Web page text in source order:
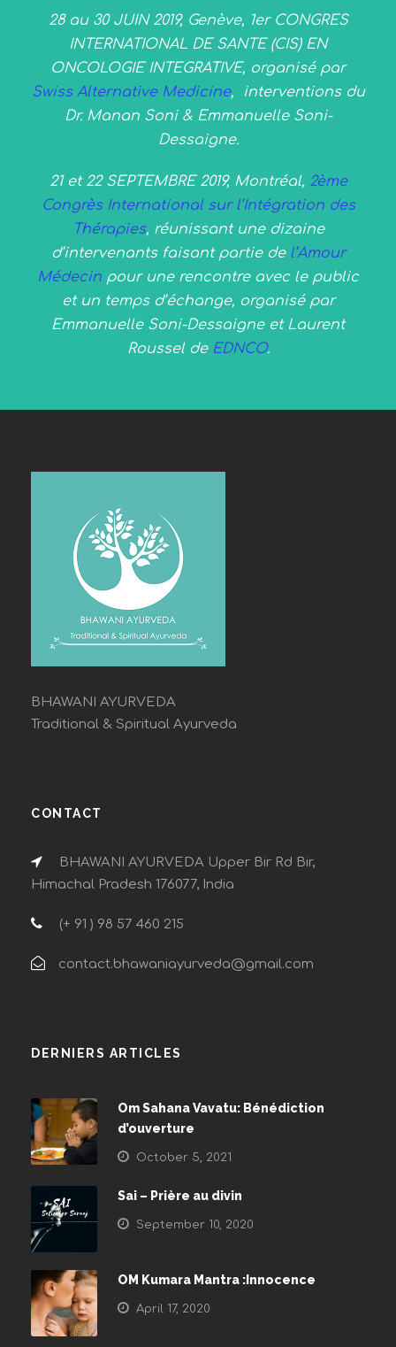
28 au 30 JUIN 2019, Genève, 1er CONGRES
INTERNATIONAL DE SANTE (CIS) EN
ONCOLOGIE INTEGRATIVE, organisé par
Swiss Alternative Medicine, interventions du
Dr. Manan Soni & Emmanuelle Soni-
Dessaigne.
21 et 22 SEPTEMBRE 2019, Montréal, 2ème
Congrès International sur l’Intégration des
Thérapies, réunissant une dizaine
d’intervenants faisant partie de l’Amour
Médecin pour une rencontre avec le public
et un temps d’échange, organisé par
Emmanuelle Soni-Dessaigne et Laurent
Roussel de EDNCO.
BHAWANI AYURVEDA
Traditional & Spiritual Ayurveda
CONTACT
BHAWANI AYURVEDA Upper Bir Rd Bir,
Himachal Pradesh 176077, India
(+ 91 ) 98 57 460 215
contact.bhawaniayurveda@gmail.com
DERNIERS ARTICLES
Om Sahana Vavatu: Bénédiction
d’ouverture
October 5, 2021
Sai – Prière au divin
September 10, 2020
OM Kumara Mantra :Innocence
April 17, 2020